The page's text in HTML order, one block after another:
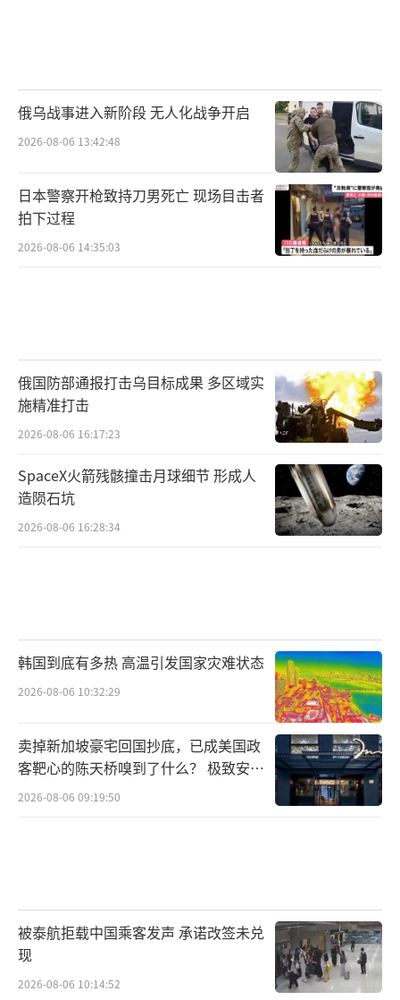
俄乌战事进入新阶段 无人化战争开启
2026-08-06 13:42:48
日本警察开枪致持刀男死亡 现场目击者
拍下过程
2026-08-06 14:35:03
俄国防部通报打击乌目标成果 多区域实
施精准打击
2026-08-06 16:17:23
SpaceX火箭残骸撞击月球细节 形成人
造陨石坑
2026-08-06 16:28:34
韩国到底有多热 高温引发国家灾难状态
2026-08-06 10:32:29
卖掉新加坡豪宅回国抄底，已成美国政
客靶心的陈天桥嗅到了什么？ 极致安全
的追寻
2026-08-06 09:19:50
被泰航拒载中国乘客发声 承诺改签未兑
现
2026-08-06 10:14:52